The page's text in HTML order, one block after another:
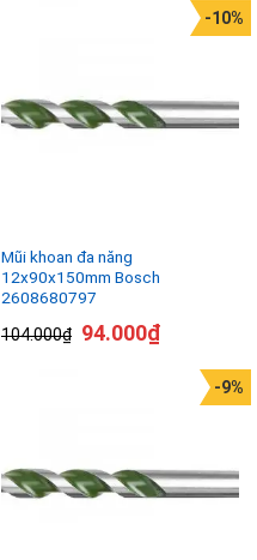
Mũi khoan đa năng
12x90x150mm Bosch
2608680797
104.000₫
-10%
94.000₫
-9%